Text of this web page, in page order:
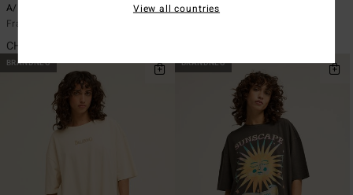
A/DIV Stamp
Frauen Schwarz Longsleeve
CHF 49,00
Ty Williams Kendall
BRANDNEU BRANDNEU
View all countries